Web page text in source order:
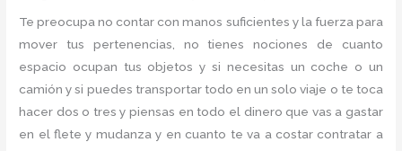
Te preocupa no contar con manos suficientes y la fuerza para
mover tus pertenencias, no tienes nociones de cuanto
espacio ocupan tus objetos y si necesitas un coche o un
camión y si puedes transportar todo en un solo viaje o te toca
hacer dos o tres y piensas en todo el dinero que vas a gastar
en el flete y mudanza y en cuanto te va a costar contratar a